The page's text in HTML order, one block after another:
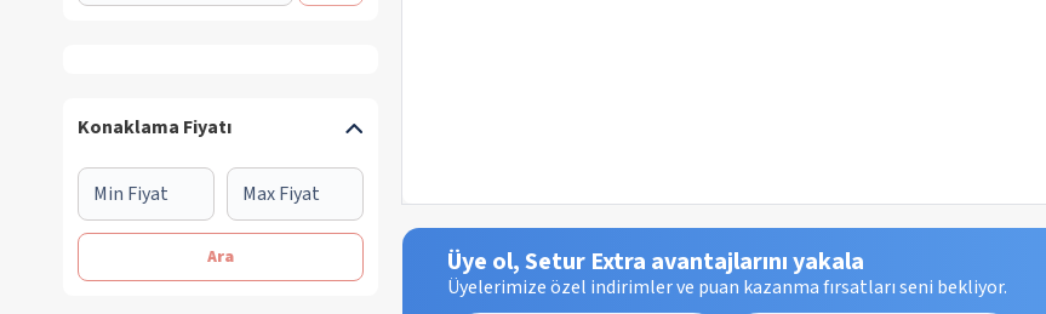
Konaklama Fiyatı
Ara Üye ol, Setur Extra avantajlarını yakala
Üyelerimize özel indirimler ve puan kazanma fırsatları seni bekliyor.